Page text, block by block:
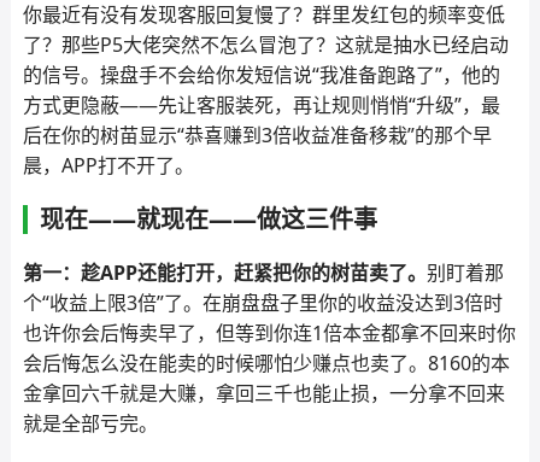
你最近有没有发现客服回复慢了？群里发红包的频率变低
了？那些P5大佬突然不怎么冒泡了？这就是抽水已经启动
的信号。操盘手不会给你发短信说“我准备跑路了”，他的
方式更隐蔽——先让客服装死，再让规则悄悄“升级”，最
后在你的树苗显示“恭喜赚到3倍收益准备移栽”的那个早
晨，APP打不开了。
现在——就现在——做这三件事
第一：趁APP还能打开，赶紧把你的树苗卖了。 别盯着那
个“收益上限3倍”了。在崩盘盘子里你的收益没达到3倍时
也许你会后悔卖早了，但等到你连1倍本金都拿不回来时你
会后悔怎么没在能卖的时候哪怕少赚点也卖了。8160的本
金拿回六千就是大赚，拿回三千也能止损，一分拿不回来
就是全部亏完。